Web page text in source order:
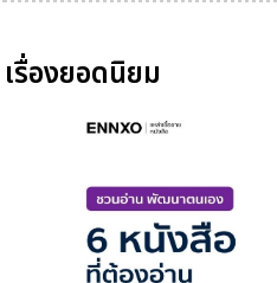
เรื่องยอดนิยม